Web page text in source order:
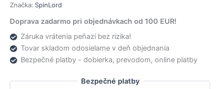
Značka: SpinLord
Doprava zadarmo pri objednávkach od 100 EUR!
Záruka vrátenia peňazí bez rizika!
Tovar skladom odosielame v deň objednania
Bezpečné platby - dobierka, prevodom, online platby
Bezpečné platby